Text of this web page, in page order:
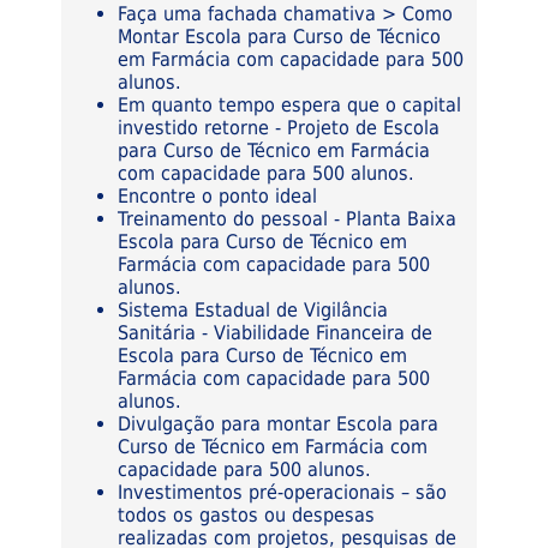
Faça uma fachada chamativa > Como
Montar Escola para Curso de Técnico
em Farmácia com capacidade para 500
alunos.
Em quanto tempo espera que o capital
investido retorne - Projeto de Escola
para Curso de Técnico em Farmácia
com capacidade para 500 alunos.
Encontre o ponto ideal
Treinamento do pessoal - Planta Baixa
Escola para Curso de Técnico em
Farmácia com capacidade para 500
alunos.
Sistema Estadual de Vigilância
Sanitária - Viabilidade Financeira de
Escola para Curso de Técnico em
Farmácia com capacidade para 500
alunos.
Divulgação para montar Escola para
Curso de Técnico em Farmácia com
capacidade para 500 alunos.
Investimentos pré-operacionais – são
todos os gastos ou despesas
realizadas com projetos, pesquisas de